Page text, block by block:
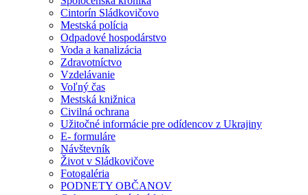
Cintorín Sládkovičovo
Mestská polícia
Odpadové hospodárstvo
Voda a kanalizácia
Zdravotníctvo
Vzdelávanie
Voľný čas
Mestská knižnica
Civilná ochrana
Užitočné informácie pre odídencov z Ukrajiny
E- formuláre
Návštevník
Život v Sládkovičove
Fotogaléria
PODNETY OBČANOV